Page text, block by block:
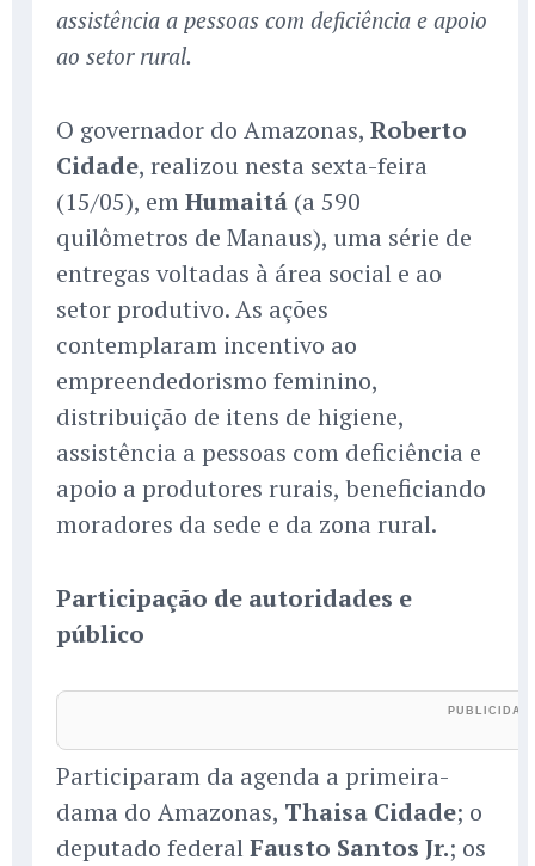
assistência a pessoas com deficiência e apoio
ao setor rural.
O governador do Amazonas, Roberto
Cidade, realizou nesta sexta-feira
(15/05), emHumaitá (a 590
quilômetros de Manaus), uma série de
entregas voltadas à área social e ao
setor produtivo. As ações
contemplaram incentivo ao
empreendedorismo feminino,
distribuição de itens de higiene,
assistência a pessoas com deficiência e
apoio a produtores rurais, beneficiando
moradores da sede e da zona rural.
Participação de autoridades e
público
Participaram da agenda a primeira-
dama do Amazonas, Thaisa Cidade; o
deputado federal Fausto Santos Jr.; os